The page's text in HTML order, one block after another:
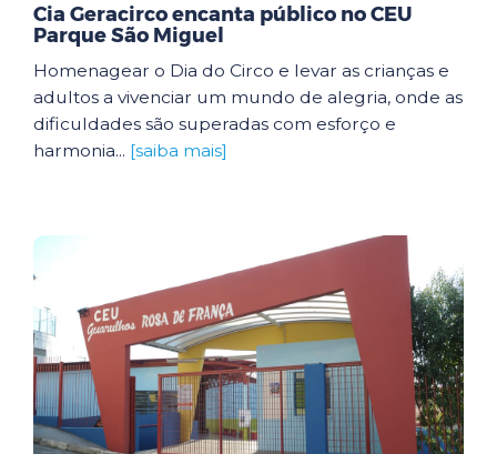
Cia Geracirco encanta público no CEU
Parque São Miguel
Homenagear o Dia do Circo e levar as crianças e
adultos a vivenciar um mundo de alegria, onde as
dificuldades são superadas com esforço e
harmonia... [saiba mais]